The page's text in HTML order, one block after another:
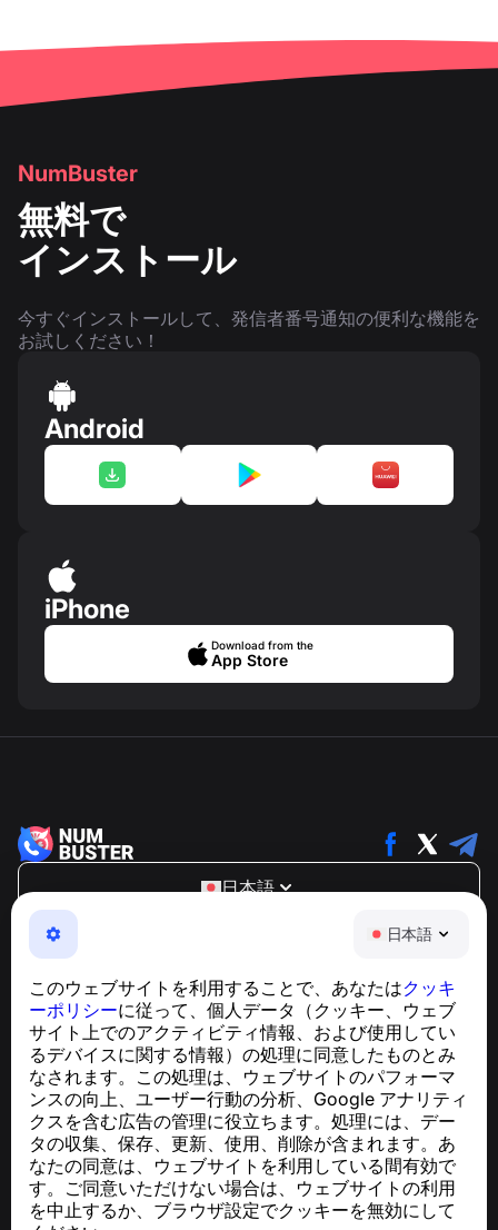
日本語
このウェブサイトを利用することで、あなたはクッキ
ーポリシーに従って、個人データ（クッキー、ウェブ
サイト上でのアクティビティ情報、および使用してい
るデバイスに関する情報）の処理に同意したものとみ
なされます。この処理は、ウェブサイトのパフォーマ
ンスの向上、ユーザー行動の分析、Google アナリティ
クスを含む広告の管理に役立ちます。処理には、デー
タの収集、保存、更新、使用、削除が含まれます。あ
なたの同意は、ウェブサイトを利用している間有効で
す。ご同意いただけない場合は、ウェブサイトの利用
を中止するか、ブラウザ設定でクッキーを無効にして
NumBuster
無料で
インストール
今すぐインストールして、発信者番号通知の便利な機能を
お試しください！
Android
iPhone
Download from the
App Store
日本語
NumBuster © 2013—2026 ·
support@numbuster.com
電話詐欺、スパム、不審なメッセージからあなたを守る、
GDPR準拠に関するお問い合わせ：
support@numbuster.com
ヘルプセンター
ニュースと記事
プロジェクトについて
連絡先